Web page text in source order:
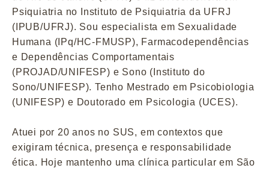
Psiquiatria no Instituto de Psiquiatria da UFRJ
(IPUB/UFRJ). Sou especialista em Sexualidade
Humana (IPq/HC-FMUSP), Farmacodependências
e Dependências Comportamentais
(PROJAD/UNIFESP) e Sono (Instituto do
Sono/UNIFESP). Tenho Mestrado em Psicobiologia
(UNIFESP) e Doutorado em Psicologia (UCES).
Atuei por 20 anos no SUS, em contextos que
exigiram técnica, presença e responsabilidade
ética. Hoje mantenho uma clínica particular em São